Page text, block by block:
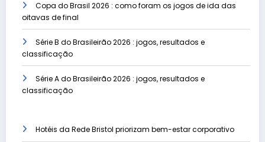
Copa do Brasil 2026 : como foram os jogos de ida das
oitavas de final
Série B do Brasileirão 2026 : jogos, resultados e
classificação
Série A do Brasileirão 2026 : jogos, resultados e
classificação
Hotéis da Rede Bristol priorizam bem-estar corporativo